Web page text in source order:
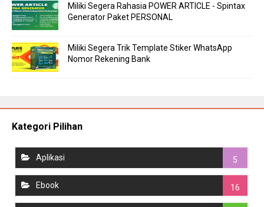
Miliki Segera Rahasia POWER ARTICLE - Spintax
Generator Paket PERSONAL
Miliki Segera Trik Template Stiker WhatsApp
Nomor Rekening Bank
Kategori Pilihan
Aplikasi 5
Ebook 16